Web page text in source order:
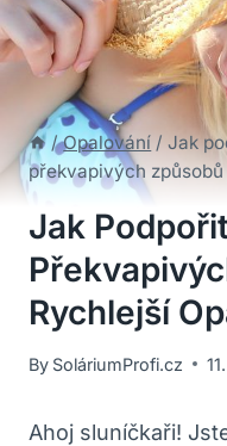
/ Opalování / Jak
překvapivých
Jak
Rychlejší
By SoláriumProfi.cz
Ahoj sluníčkaři!